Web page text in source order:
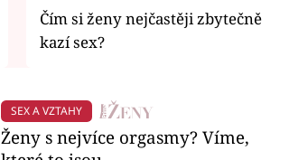
Čím si ženy nejčastěji zbytečně
kazí sex?
SEX A VZTAHY
Ženy s nejvíce orgasmy? Víme,